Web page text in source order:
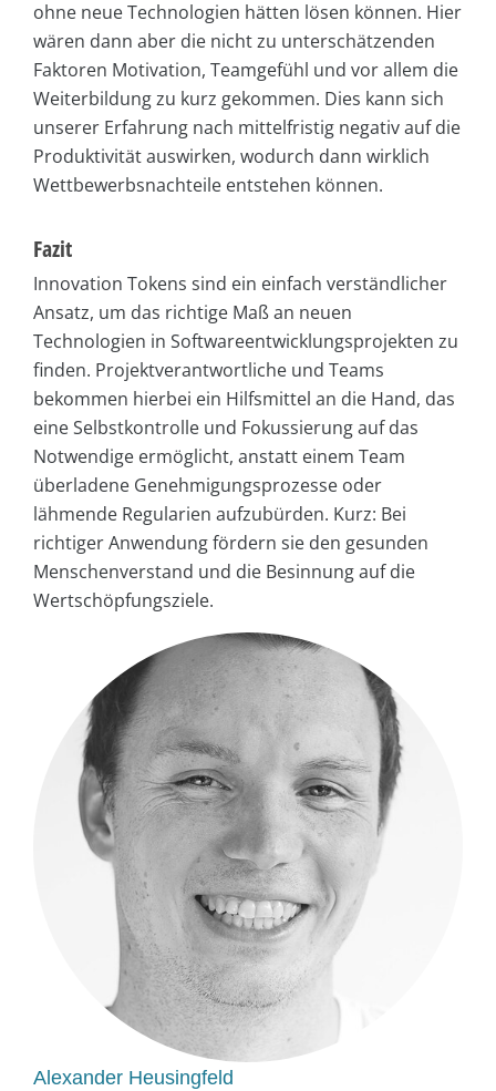
ohne neue Technologien hätten lösen können. Hier
wären dann aber die nicht zu unterschätzenden
Faktoren Motivation, Teamgefühl und vor allem die
Weiterbildung zu kurz gekommen. Dies kann sich
unserer Erfahrung nach mittelfristig negativ auf die
Produktivität auswirken, wodurch dann wirklich
Wettbewerbsnachteile entstehen können.
Fazit
Innovation Tokens sind ein einfach verständlicher
Ansatz, um das richtige Maß an neuen
Technologien in Softwareentwicklungsprojekten zu
finden. Projektverantwortliche und Teams
bekommen hierbei ein Hilfsmittel an die Hand, das
eine Selbstkontrolle und Fokussierung auf das
Notwendige ermöglicht, anstatt einem Team
überladene Genehmigungsprozesse oder
lähmende Regularien aufzubürden. Kurz: Bei
richtiger Anwendung fördern sie den gesunden
Menschenverstand und die Besinnung auf die
Wertschöpfungsziele.
Alexander Heusingfeld